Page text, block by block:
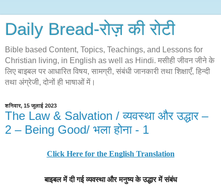
Daily Bread-रोज़ की रोटी
Bible based Content, Topics, Teachings, and Lessons for
Christian living, in English as well as Hindi. मसीही जीवन जीने के
लिए बाइबल पर आधारित विषय, सामग्री, संबंधी जानकारी तथा शिक्षाएँ, हिन्दी
तथा अंग्रेजी, दोनों ही भाषाओं में।
शनिवार, 15 जुलाई 2023
The Law & Salvation / व्यवस्था और उद्धार –
2 – Being Good/ भला होना - 1
Click Here for the English Translation
बाइबल में दी गई व्यवस्था और मनुष्य के उद्धार में संबंध